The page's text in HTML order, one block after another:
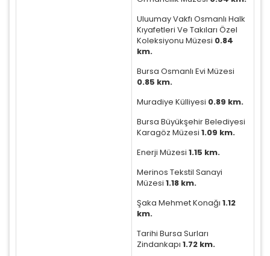
Uluumay Vakfı Osmanlı Halk
Kıyafetleri Ve Takıları Özel
Koleksiyonu Müzesi 0.84
km.
Bursa Osmanlı Evi Müzesi
0.85 km.
Muradiye Külliyesi 0.89 km.
Bursa Büyükşehir Belediyesi
Karagöz Müzesi 1.09 km.
Enerji Müzesi 1.15 km.
Merinos Tekstil Sanayi
Müzesi 1.18 km.
Şaka Mehmet Konağı 1.12
km.
Tarihi Bursa Surları
Zindankapı 1.72 km.